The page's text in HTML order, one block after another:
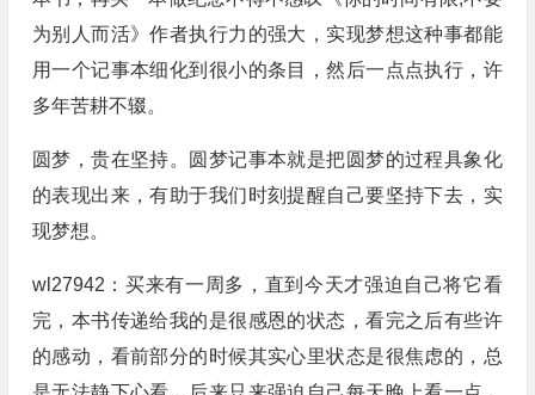
为别人而活》作者执行力的强大，实现梦想这种事都能
用一个记事本细化到很小的条目，然后一点点执行，许
多年苦耕不辍。
圆梦，贵在坚持。圆梦记事本就是把圆梦的过程具象化
的表现出来，有助于我们时刻提醒自己要坚持下去，实
现梦想。
wl27942：买来有一周多，直到今天才强迫自己将它看
完，本书传递给我的是很感恩的状态，看完之后有些许
的感动，看前部分的时候其实心里状态是很焦虑的，总